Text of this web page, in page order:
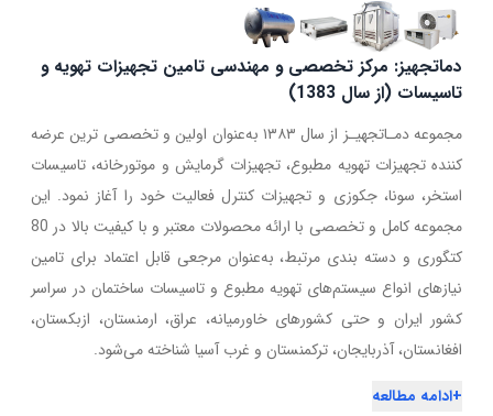
دماتجهیز: مرکز تخصصی و مهندسی تامین تجهیزات تهویه و
تاسیسات (از سال 1383)
مجموعه دمـاتجهیـز از سال ۱۳۸۳ به‌عنوان اولین و تخصصی ترین عرضه
کننده تجهیزات تهویه مطبوع، تجهیزات گرمایش و موتورخانه، تاسیسات
استخر، سونا، جکوزی و تجهیزات کنترل فعالیت خود را آغاز نمود. این
مجموعه کامل و تخصصی با ارائه محصولات معتبر و با کیفیت بالا در 80
کتگوری و دسته بندی مرتبط، به‌عنوان مرجعی قابل اعتماد برای تامین
نیازهای انواع سیستم‌های تهویه مطبوع و تاسیسات ساختمان در سراسر
کشور ایران و حتی کشورهای خاورمیانه، عراق، ارمنستان، ازبکستان،
افغانستان، آذربایجان، ترکمنستان و غرب آسیا شناخته می‌شود.
+ادامه مطالعه